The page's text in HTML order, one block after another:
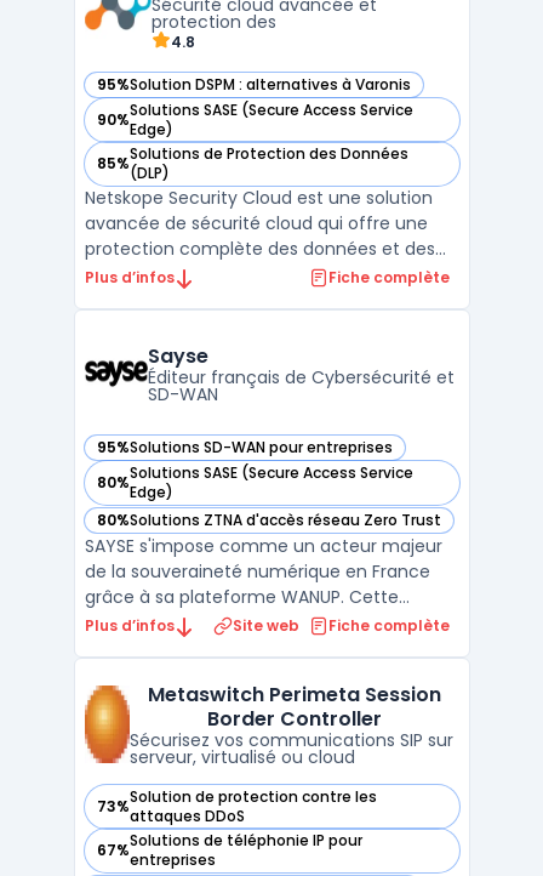
avec gestion centralisée ...
Sécurité cloud avancée et
protection des
4.8
95%Solution DSPM : alternatives à Varonis
— voir Netskope Security Cloud dans cette catégorie
90%Solutions SASE (Secure Access Service
Edge)
— voir Netskope Security Cloud dans cette catégorie
85%Solutions de Protection des Données
(DLP)
— voir Netskope Security Cloud dans cette catégorie
Netskope Security Cloud est une solution
avancée de sécurité cloud qui offre une
protection complète des données et des
applications dans les environnements
entreprises de contrôler et de sécuriser
l'accès à leurs données et ...
Plus d’infos Fiche complète
Sayse
Éditeur français de Cybersécurité et
SD-WAN
95%Solutions SD-WAN pour entreprises
— voir Sayse dans cette catégorie
80%Solutions SASE (Secure Access Service
Edge)
— voir Sayse dans cette catégorie
80%Solutions ZTNA d'accès réseau Zero Trust
— voir Sayse dans cette catégorie
SAYSE s'impose comme un acteur majeur
de la souveraineté numérique en France
grâce à sa plateforme WANUP. Cette
solution de SD-WAN permet aux entreprises
plusieurs types d'accès comme la fibre
optique, la 4G/5G ou le satel ...
Plus d’infos Site web Fiche complète
Metaswitch Perimeta Session
Border Controller
Sécurisez vos communications SIP sur
serveur, virtualisé ou cloud
73%Solution de protection contre les
attaques DDoS
— voir Metaswitch Perimeta Session Border Controller
67%Solutions de téléphonie IP pour
entreprises
— voir Metaswitch Perimeta Session Border Controller